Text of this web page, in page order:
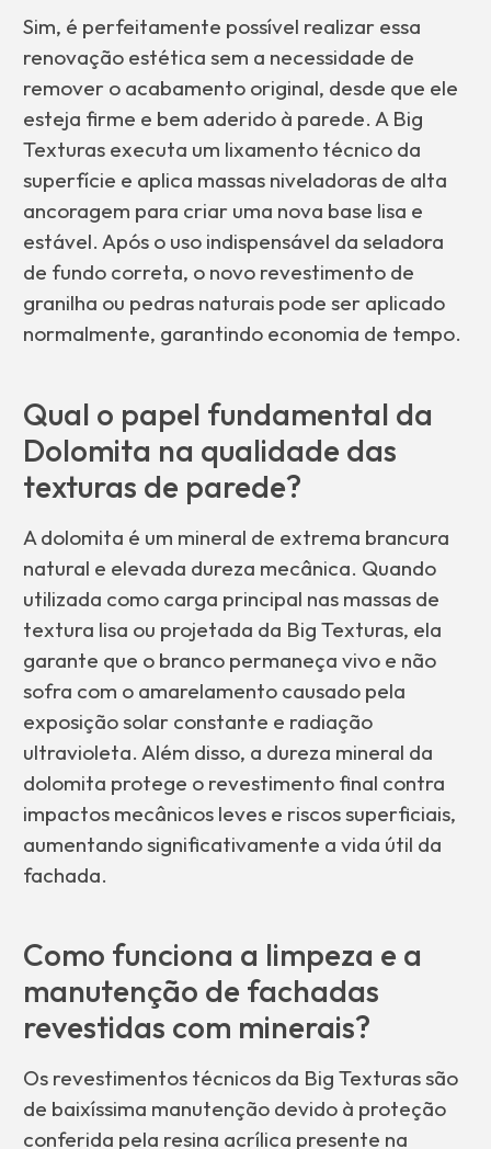
Sim, é perfeitamente possível realizar essa
renovação estética sem a necessidade de
remover o acabamento original, desde que ele
esteja firme e bem aderido à parede. A Big
Texturas executa um lixamento técnico da
superfície e aplica massas niveladoras de alta
ancoragem para criar uma nova base lisa e
estável. Após o uso indispensável da seladora
de fundo correta, o novo revestimento de
granilha ou pedras naturais pode ser aplicado
normalmente, garantindo economia de tempo.
Qual o papel fundamental da
Dolomita na qualidade das
texturas de parede?
A dolomita é um mineral de extrema brancura
natural e elevada dureza mecânica. Quando
utilizada como carga principal nas massas de
textura lisa ou projetada da Big Texturas, ela
garante que o branco permaneça vivo e não
sofra com o amarelamento causado pela
exposição solar constante e radiação
ultravioleta. Além disso, a dureza mineral da
dolomita protege o revestimento final contra
impactos mecânicos leves e riscos superficiais,
aumentando significativamente a vida útil da
fachada.
Como funciona a limpeza e a
manutenção de fachadas
revestidas com minerais?
Os revestimentos técnicos da Big Texturas são
de baixíssima manutenção devido à proteção
conferida pela resina acrílica presente na